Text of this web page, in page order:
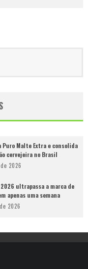
Malte Extra e consolida
cervejeira no Brasil
2026
ultrapassa a marca de
apenas uma semana
2026